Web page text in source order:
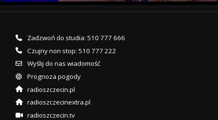
Zadzwoń do studia: 510 777 666
Czujny non stop: 510 777 222
Wyślij do nas wiadomość
Prognoza pogody
radioszczecin.pl
radioszczecinextra.pl
radioszczecin.tv